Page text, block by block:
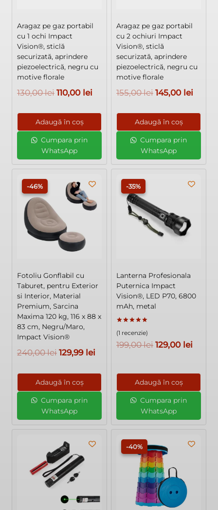
Aragaz pe gaz portabil
cu 1 ochi Impact
Vision®, sticlă
securizată, aprindere
piezoelectrică, negru cu
motive florale
130,00lei Prețul
a
fost:
130,00 lei.
110,00 lei Prețul
110,00 lei.
Adaugă în coș
Cumpara prin
WhatsApp
Aragaz pe gaz portabil
cu 2 ochiuri Impact
Vision®, sticlă
securizată, aprindere
piezoelectrică, negru cu
motive florale
155,00lei Prețul
a
fost:
155,00 lei.
145,00 lei
Adaugă în coș
Cumpara prin
WhatsApp
-46%
Fotoliu Gonflabil cu
Taburet, pentru Exterior
si Interior, Material
Premium, Sarcina
Maxima 120 kg, 116 x 88 x
83 cm, Negru/Maro,
Impact Vision®
240,00lei Prețul
a
fost:
240,00 lei.
129,99 lei
129,99 lei.
Adaugă în coș
Cumpara prin
WhatsApp
-35%
Lanterna Profesionala
Puternica Impact
Vision®, LED P70, 6800
mAh, metal
5.00
din 5
(1 recenzie)
199,00lei Prețul
fost:
199,00 lei.
129,00 lei
Adaugă în coș
Cumpara prin
WhatsApp
-40%